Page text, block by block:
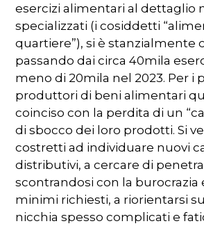
esercizi alimentari al dettaglio
specializzati (i cosiddetti
quartiere”), si è stanzialmente
passando dai circa 40mila
meno di 20mila nel 2023. Per i
produttori di beni alimentari
coinciso con la perdita di un
di sbocco dei loro prodotti. Si
costretti ad individuare nuovi
distributivi, a cercare di
scontrandosi con la burocrazia
minimi richiesti, a riorientarsi
nicchia spesso complicati e